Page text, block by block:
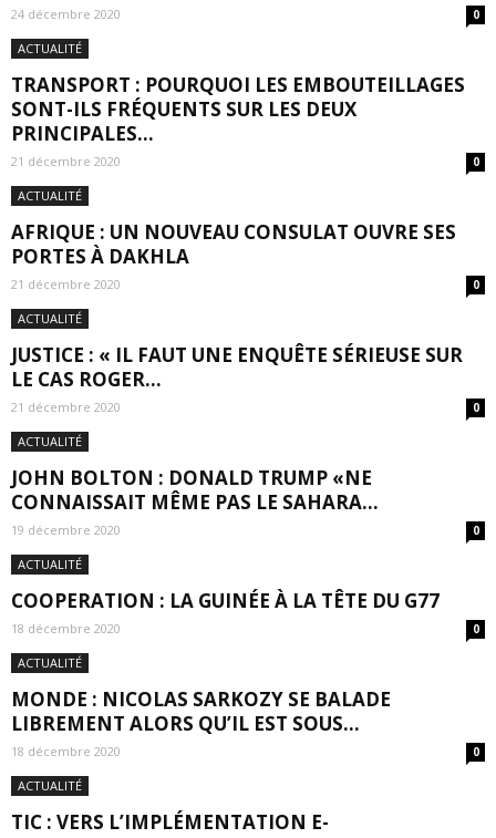
24 décembre 2020 0
ACTUALITÉ
TRANSPORT : POURQUOI LES EMBOUTEILLAGES
SONT-ILS FRÉQUENTS SUR LES DEUX
PRINCIPALES...
21 décembre 2020 0
ACTUALITÉ
AFRIQUE : UN NOUVEAU CONSULAT OUVRE SES
PORTES À DAKHLA
21 décembre 2020 0
ACTUALITÉ
JUSTICE : « IL FAUT UNE ENQUÊTE SÉRIEUSE SUR
LE CAS ROGER...
21 décembre 2020 0
ACTUALITÉ
JOHN BOLTON : DONALD TRUMP «NE
CONNAISSAIT MÊME PAS LE SAHARA...
19 décembre 2020 0
ACTUALITÉ
COOPERATION : LA GUINÉE À LA TÊTE DU G77
18 décembre 2020 0
ACTUALITÉ
MONDE : NICOLAS SARKOZY SE BALADE
LIBREMENT ALORS QU’IL EST SOUS...
18 décembre 2020 0
ACTUALITÉ
TIC : VERS L’IMPLÉMENTATION E-